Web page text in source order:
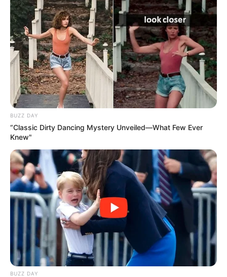
BUZZ DAY
“Classic Dirty Dancing Mystery Unveiled—What Few Ever
Knew"
BUZZ DAY